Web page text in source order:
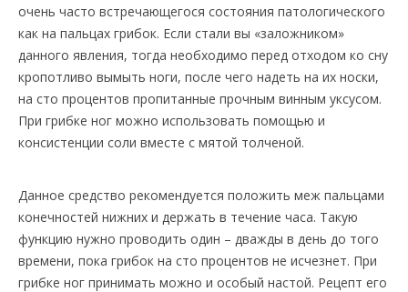
очень часто встречающегося состояния патологического
как на пальцах грибок. Если стали вы «заложником»
данного явления, тогда необходимо перед отходом ко сну
кропотливо вымыть ноги, после чего надеть на их носки,
на сто процентов пропитанные прочным винным уксусом.
При грибке ног можно использовать помощью и
консистенции соли вместе с мятой толченой.
Данное средство рекомендуется положить меж пальцами
конечностей нижних и держать в течение часа. Такую
функцию нужно проводить один – дважды в день до того
времени, пока грибок на сто процентов не исчезнет. При
грибке ног принимать можно и особый настой. Рецепт его